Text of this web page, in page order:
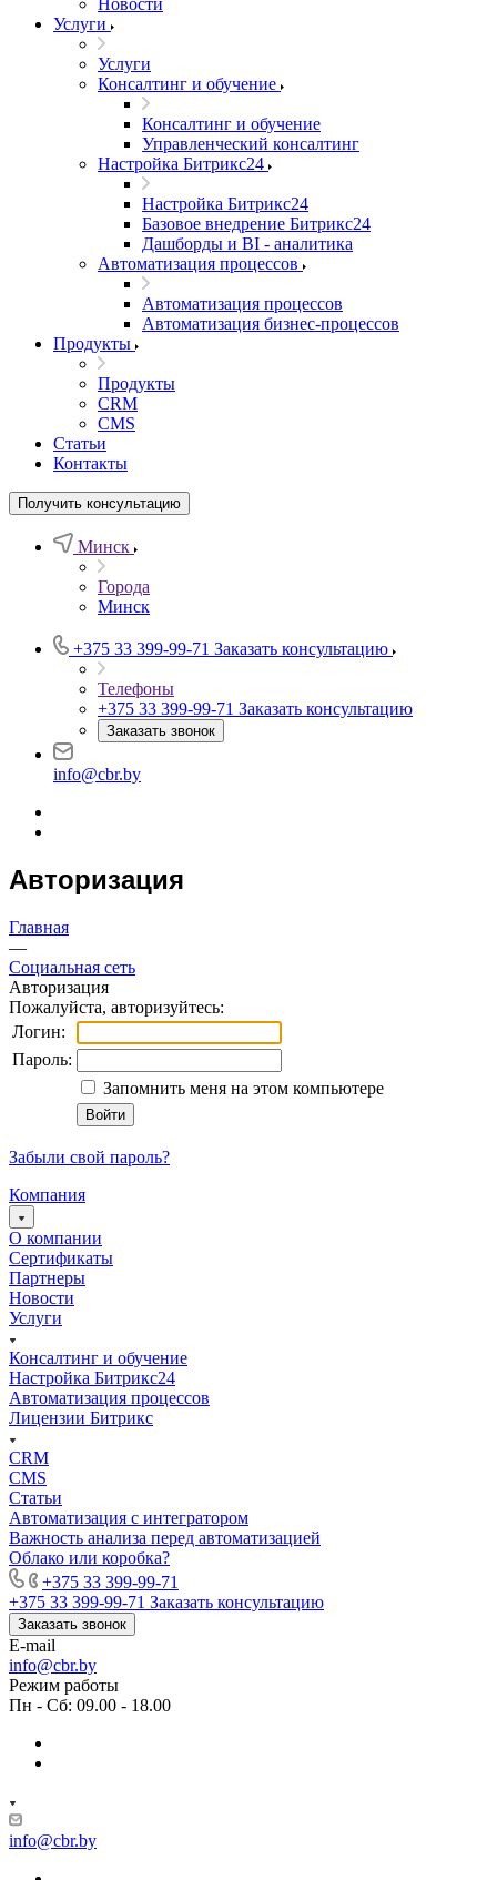
Новости
Услуги
Услуги
Консалтинг и обучение
Консалтинг и обучение
Управленческий консалтинг
Настройка Битрикс24
Настройка Битрикс24
Базовое внедрение Битрикс24
Дашборды и BI - аналитика
Автоматизация процессов
Автоматизация процессов
Автоматизация бизнес-процессов
Продукты
Продукты
CRM
CMS
Статьи
Контакты
Получить консультацию
Минск
Города
Минск
+375 33 399-99-71 Заказать консультацию
Телефоны
+375 33 399-99-71 Заказать консультацию
Заказать звонок
info@cbr.by
Авторизация
Главная
—
Социальная сеть
Авторизация
Пожалуйста, авторизуйтесь:
Логин:
Пароль:
Запомнить меня на этом компьютере
Забыли свой пароль?
Компания
О компании
Сертификаты
Партнеры
Новости
Услуги
Консалтинг и обучение
Настройка Битрикс24
Автоматизация процессов
Лицензии Битрикс
CRM
CMS
Статьи
Автоматизация с интегратором
Важность анализа перед автоматизацией
Облако или коробка?
+375 33 399-99-71
+375 33 399-99-71 Заказать консультацию
Заказать звонок
E-mail
info@cbr.by
Режим работы
Пн - Сб: 09.00 - 18.00
info@cbr.by